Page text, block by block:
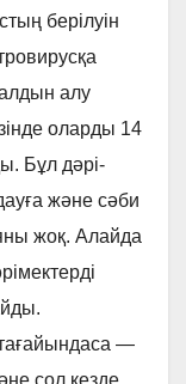
берілуін
алу
оларды 14
Бұл дәрі-
және сәби
жоқ. Алайда
—
сол кезде